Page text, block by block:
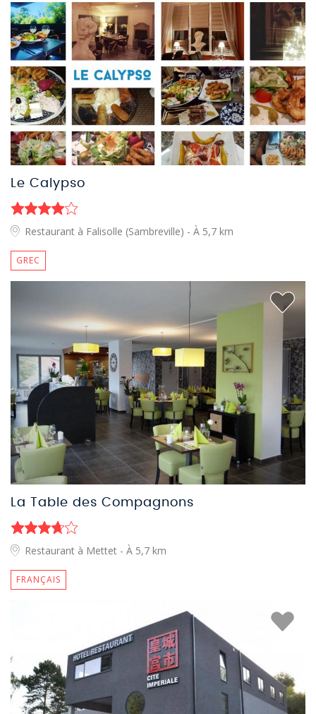
Le Calypso
Restaurant à Falisolle (Sambreville) - À 5,7 km
GREC
La Table des Compagnons
Restaurant à Mettet - À 5,7 km
FRANÇAIS